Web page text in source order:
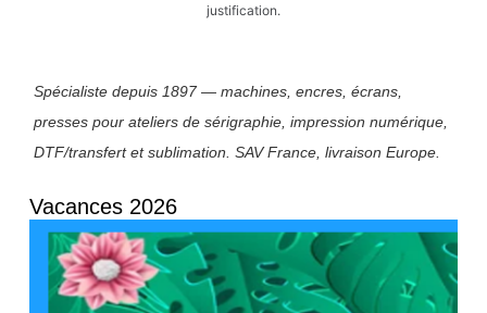
justification.
Spécialiste depuis 1897 — machines, encres, écrans,
presses pour ateliers de sérigraphie, impression numérique,
DTF/transfert et sublimation. SAV France, livraison Europe.
Vacances 2026